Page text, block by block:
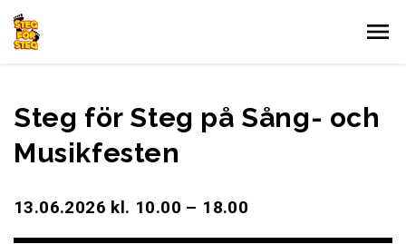
Gå till innehållet
Steg för Steg på Sång- och
Musikfesten
13.06.2026 kl. 10.00 – 18.00